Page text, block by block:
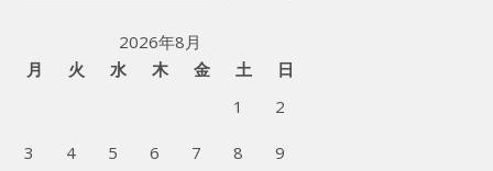
2026年8月
月
火 水 木 金 土
日
1
2
3 4 5 6 7 8 9